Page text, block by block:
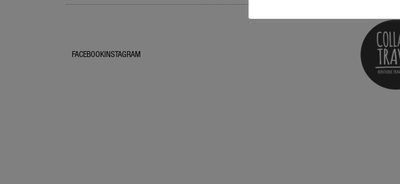
FACEBOOK INSTAGRAM